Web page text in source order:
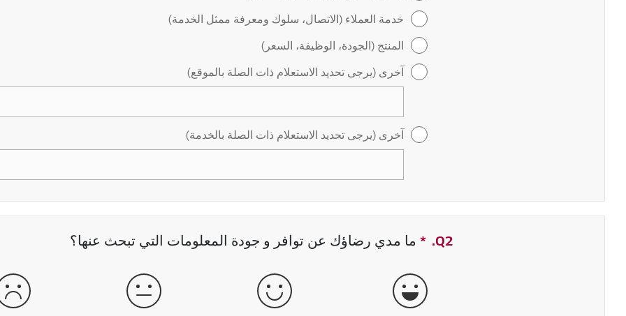
خدمة العملاء (الاتصال، سلوك ومعرفة ممثل الخدمة)
المنتج (الجودة، الوظيفة، السعر)
آخرى (يرجى تحديد الاستعلام ذات الصلة بالموقع)
آخرى (يرجى تحديد الاستعلام ذات الصلة بالخدمة)
Q2.
* حقل مطلوب
ما مدي رضاؤك عن توافر و جودة المعلومات التي تبحث عنها؟
جيدة جداً جيدة عادية